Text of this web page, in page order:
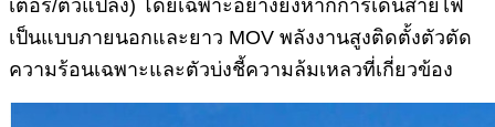
เตอร์/ตัวแปลง) โดยเฉพาะอย่างยิ่งหากการเดินสายไฟ
เป็นแบบภายนอกและยาว MOV พลังงานสูงติดตั้งตัวตัด
ความร้อนเฉพาะและตัวบ่งชี้ความล้มเหลวที่เกี่ยวข้อง